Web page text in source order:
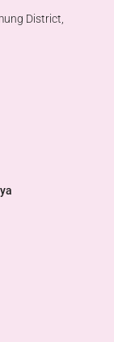
District,